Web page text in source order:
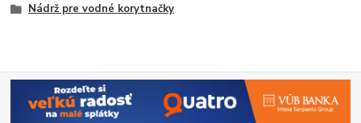
Nádrž pre vodné korytnačky